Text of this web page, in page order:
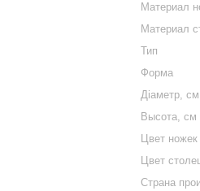
Материал
Материал
Тип
Форма
Діаметр, см
Высота, см
Цвет ножек
Цвет
Страна